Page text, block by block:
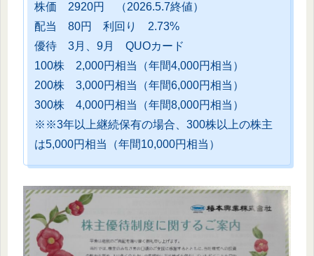
株価 2920円 （2026.5.7終値）
配当 80円 利回り 2.73%
優待 3月、9月 QUOカード
100株 2,000円相当（年間4,000円相当）
200株 3,000円相当（年間6,000円相当）
300株 4,000円相当（年間8,000円相当）
※※3年以上継続保有の場合、300株以上の株主
は5,000円相当（年間10,000円相当）